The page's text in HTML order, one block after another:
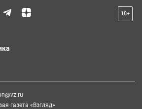
18+
газета «Взгляд»